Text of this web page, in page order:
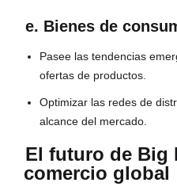
e. Bienes de
Pasee las tendencias
ofertas de productos.
Optimizar las redes de
alcance del mercado.
El futuro de Big
comercio global